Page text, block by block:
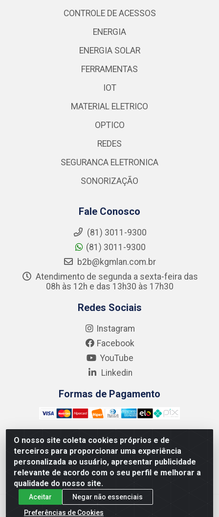
O nosso site coleta cookies próprios e de
terceiros para proporcionar uma experiência
personalizada ao usuário, apresentar publicidade
relevante de acordo com o seu perfil e melhorar a
qualidade do nosso site.
Aceitar
Negar não essenciais
Preferências de Cookies
CONTROLE DE ACESSOS
ENERGIA
ENERGIA SOLAR
FERRAMENTAS
IOT
MATERIAL ELETRICO
OPTICO
REDES
SEGURANCA ELETRONICA
SONORIZAÇÃO
Fale Conosco
(81) 3011-9300
(81) 3011-9300
b2b@kgmlan.com.br
Atendimento de segunda a sexta-feira das
08h às 12h e das 13h30 às 17h30
Redes Sociais
Instagram
Facebook
YouTube
Linkedin
Formas de Pagamento
Kgmlan Distribuidora LTDA - CNPJ 18.217.682/0001-54 -
Rua Pedro de Barros Cavalcante, 58 - Bultrins, Olinda/PE
- CEP 53320-110